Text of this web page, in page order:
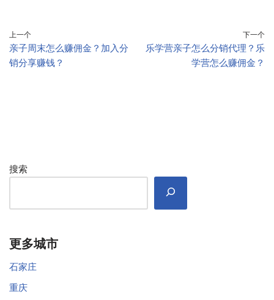
上一个
亲子周末怎么赚佣金？加入分
销分享赚钱？
下一个
乐学营亲子怎么分销代理？乐
学营怎么赚佣金？
搜索
更多城市
石家庄
重庆